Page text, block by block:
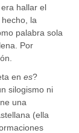
hallar el
la
palabra sola
Por
enes?
silogismo ni
una
(ella